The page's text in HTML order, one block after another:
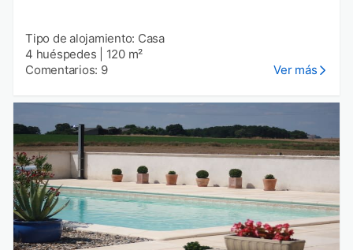
Tipo de alojamiento: Casa
4 huéspedes
120 m²
Comentarios: 9
Ver más